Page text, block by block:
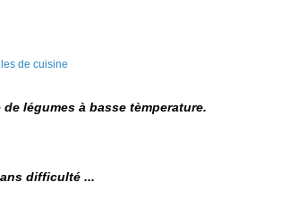
légumes à basse tèmperature.
difficulté ...